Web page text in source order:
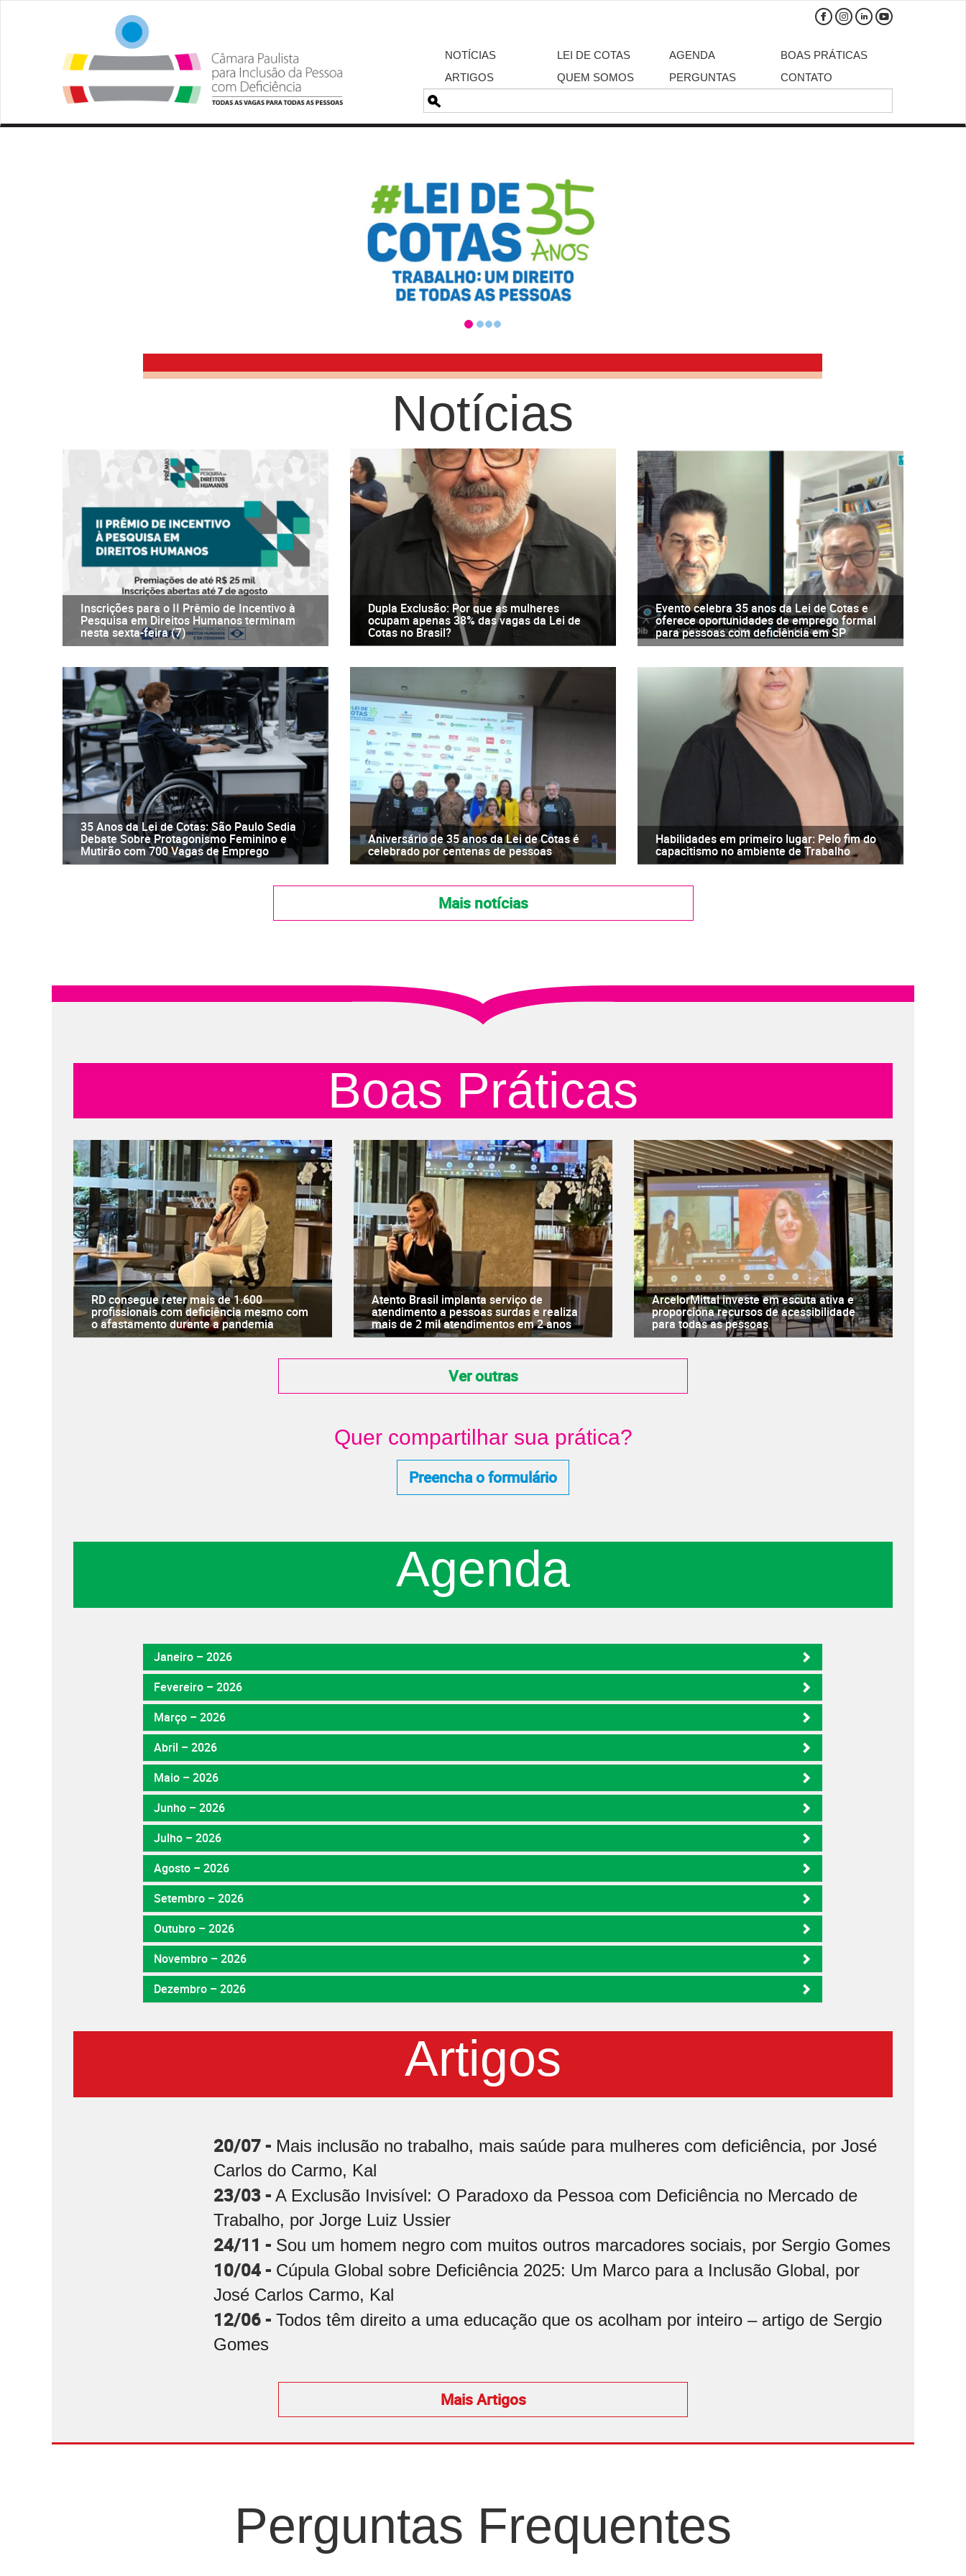
NOTÍCIAS LEI DE COTAS AGENDA
BOAS PRÁTICAS
ARTIGOS
QUEM SOMOS PERGUNTAS CONTATO
Pesquisa
Notícias
Inscrições para o II Prêmio de Incentivo à
Pesquisa em Direitos Humanos terminam
nesta sexta-feira (7)
Dupla Exclusão: Por que as mulheres
ocupam apenas 38% das vagas da Lei de
Cotas no Brasil?
Evento celebra 35 anos da Lei de Cotas e
oferece oportunidades de emprego formal
para pessoas com deficiência em SP
35 Anos da Lei de Cotas: São Paulo Sedia
Debate Sobre Protagonismo Feminino e
Mutirão com 700 Vagas de Emprego
Aniversário de 35 anos da Lei de Cotas é
celebrado por centenas de pessoas
Habilidades em primeiro lugar: Pelo fim do
capacitismo no ambiente de Trabalho
Mais notícias
Boas Práticas
RD consegue reter mais de 1.600
profissionais com deficiência mesmo com
o afastamento durante a pandemia
Atento Brasil implanta serviço de
atendimento a pessoas surdas e realiza
mais de 2 mil atendimentos em 2 anos
ArcelorMittal investe em escuta ativa e
proporciona recursos de acessibilidade
para todas as pessoas
Ver outras
Quer compartilhar sua prática?
Preencha o formulário
Agenda
Janeiro – 2026
Fevereiro – 2026
Março – 2026
Abril – 2026
Maio – 2026
Junho – 2026
Julho – 2026
Agosto – 2026
Setembro – 2026
Outubro – 2026
Novembro – 2026
Dezembro – 2026
Artigos
20/07 - Mais inclusão no trabalho, mais saúde para mulheres com deficiência, por José
Carlos do Carmo, Kal
23/03 - A Exclusão Invisível: O Paradoxo da Pessoa com Deficiência no Mercado de
Trabalho, por Jorge Luiz Ussier
24/11 - Sou um homem negro com muitos outros marcadores sociais, por Sergio Gomes
10/04 - Cúpula Global sobre Deficiência 2025: Um Marco para a Inclusão Global, por
José Carlos Carmo, Kal
12/06 - Todos têm direito a uma educação que os acolham por inteiro – artigo de Sergio
Gomes
Mais Artigos
Perguntas Frequentes